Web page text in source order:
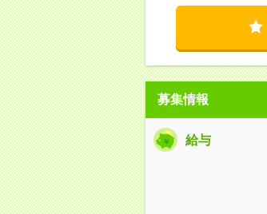
募集情報
給与